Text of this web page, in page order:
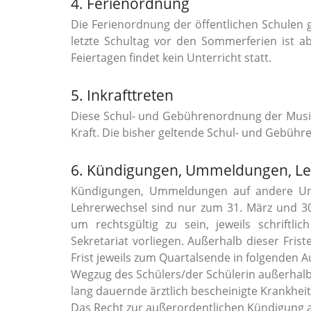
Die Ferienordnung der öffentlichen
letzte Schultag vor den Sommerferien ist
Feiertagen findet kein Unterricht statt.
5. Inkrafttreten
Diese Schul- und Gebührenordnung der
Kraft. Die bisher geltende Schul- und
6. Kündigungen, Ummeldungen,
Kündigungen, Ummeldungen auf andere
Lehrerwechsel sind nur zum 31. März und
um rechtsgültig zu sein, jeweils
Sekretariat vorliegen. Außerhalb dieser
Frist jeweils zum Quartalsende in folgenden
Wegzug des Schülers/der Schülerin
lang dauernde ärztlich bescheinigte
Das Recht zur außerordentlichen